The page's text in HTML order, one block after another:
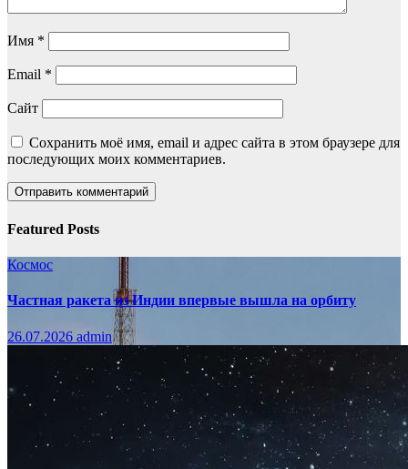
Имя *
Email *
Сайт
Сохранить моё имя, email и адрес сайта в этом браузере для
последующих моих комментариев.
Featured Posts
Космос
Частная ракета из Индии впервые вышла на орбиту
26.07.2026 admin